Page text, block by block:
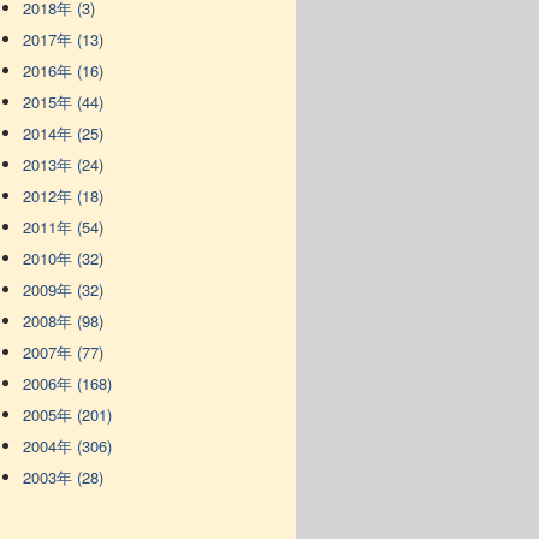
2018年 (3)
2017年 (13)
2016年 (16)
2015年 (44)
2014年 (25)
2013年 (24)
2012年 (18)
2011年 (54)
2010年 (32)
2009年 (32)
2008年 (98)
2007年 (77)
2006年 (168)
2005年 (201)
2004年 (306)
2003年 (28)